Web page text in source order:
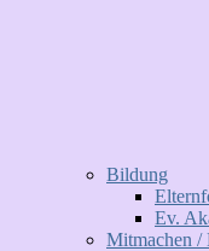
Bildung
Ev.
Mitmachen /